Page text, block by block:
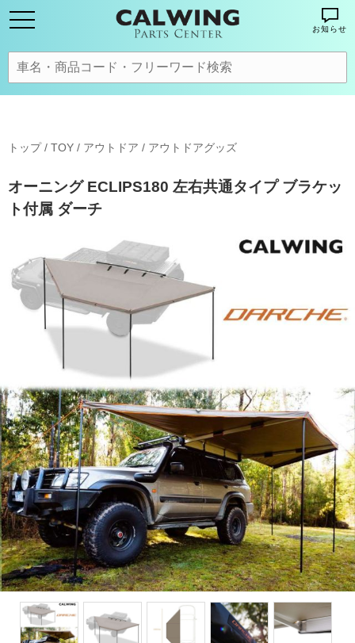
お知らせ
トップ/ TOY / アウトドア / アウトドアグッズ
オーニング ECLIPS180 左右共通タイプ ブラケッ
ト付属 ダーチ